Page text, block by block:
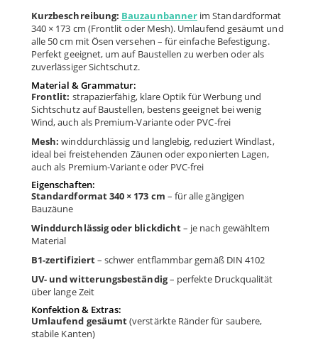
Kurzbeschreibung: Bauzaunbanner im Standardformat
340 × 173 cm (Frontlit oder Mesh). Umlaufend gesäumt und
alle 50 cm mit Ösen versehen – für einfache Befestigung.
Perfekt geeignet, um auf Baustellen zu werben oder als
zuverlässiger Sichtschutz.
Material & Grammatur:
Frontlit: strapazierfähig, klare Optik für Werbung und
Sichtschutz auf Baustellen, bestens geeignet bei wenig
Wind, auch als Premium-Variante oder PVC-frei
Mesh: winddurchlässig und langlebig, reduziert Windlast,
ideal bei freistehenden Zäunen oder exponierten Lagen,
auch als Premium-Variante oder PVC-frei
Eigenschaften:
Standardformat 340 × 173 cm – für alle gängigen
Bauzäune
Winddurchlässig oder blickdicht– je nach gewähltem
Material
B1-zertifiziert– schwer entflammbar gemäß DIN 4102
UV- und witterungsbeständig– perfekte Druckqualität
über lange Zeit
Konfektion & Extras:
Umlaufend gesäumt(verstärkte Ränder für saubere,
stabile Kanten)